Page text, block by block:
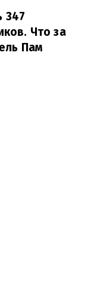
347
Что за
Пам